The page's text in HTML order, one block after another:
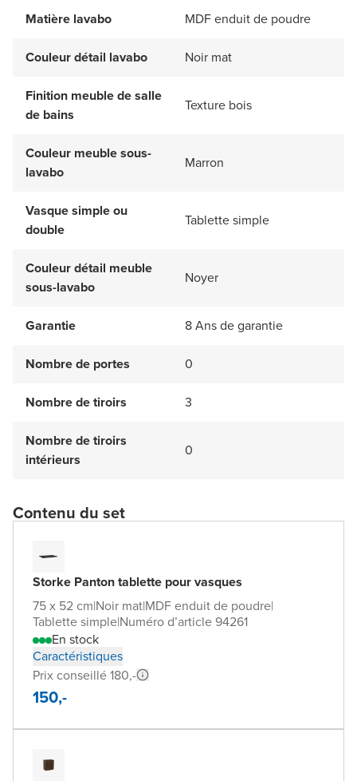
Matière lavabo MDF enduit de poudre
Couleur détail lavabo Noir mat
Finition meuble de salle
de bains
Texture bois
Couleur meuble sous-
lavabo
Marron
Vasque simple ou
double
Tablette simple
Couleur détail meuble
sous-lavabo
Noyer
Garantie 8 Ans de garantie
Nombre de portes 0
Nombre de tiroirs 3
Nombre de tiroirs
intérieurs
0
Contenu du set
Storke Panton tablette pour vasques
75 x 52 cm|Noir mat|MDF enduit de poudre|
Tablette simple|Numéro d’article 94261
En stock
Caractéristiques
Prix conseillé 180,-
150,-